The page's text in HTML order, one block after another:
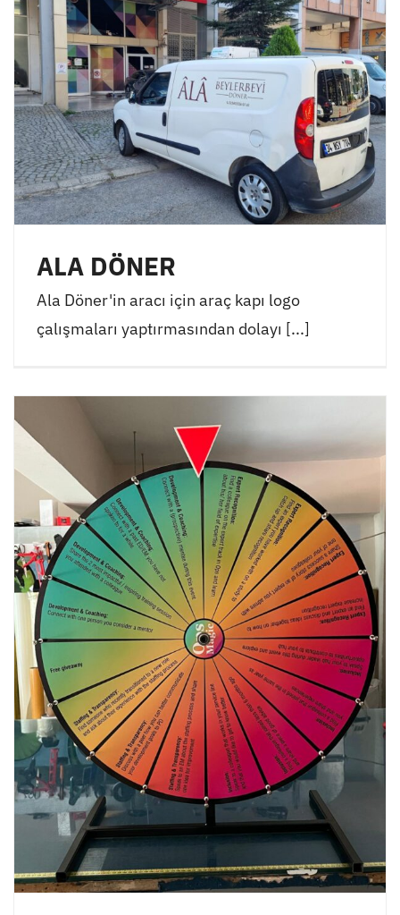
ALA DÖNER
Ala Döner'in aracı için araç kapı logo
çalışmaları yaptırmasından dolayı [...]